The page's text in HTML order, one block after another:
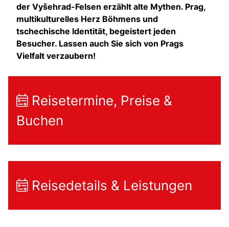
der Vyšehrad-Felsen erzählt alte Mythen. Prag,
multikulturelles Herz Böhmens und
tschechische Identität, begeistert jeden
Besucher. Lassen auch Sie sich von Prags
Vielfalt verzaubern!
Reisetermine, Preise &
Buchen
Reisedetails & Leistungen